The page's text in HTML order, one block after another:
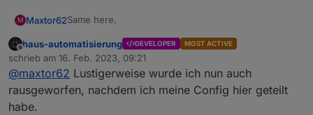
M Maxtor62Same here,
Disconnected frommqtt.ecoflow.com: undefined
(Delta Max und iOS)
Offline
haus-automatisierung DEVELOPER MOST ACTIVE
schrieb am 16. Feb. 2023, 09:21
zuletzt editiert von
@maxtor62 Lustigerweise wurde ich nun auch
rausgeworfen, nachdem ich meine Config hier geteilt
habe.